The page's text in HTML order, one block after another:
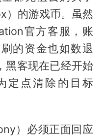
）的游戏币。虽然
官方客服，账
的资金也如数退
黑客现在已经开始
定点清除的目标
）必须正面回应